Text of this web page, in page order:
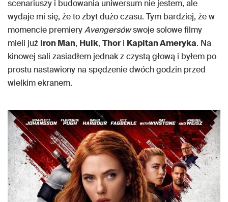
scenariuszy i budowania uniwersum nie jestem, ale
wydaje mi się, że to zbyt dużo czasu. Tym bardziej, że w
momencie premieryAvengersówswoje solowe filmy
mieli już Iron Man, Hulk, Thori Kapitan Ameryka. Na
kinowej sali zasiadłem jednak z czystą głową i byłem po
prostu nastawiony na spędzenie dwóch godzin przed
wielkim ekranem.